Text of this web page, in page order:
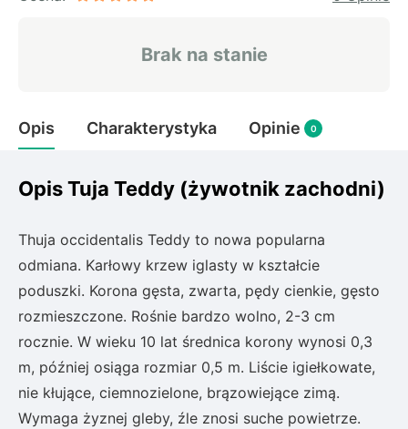
Turzyca (carex)
Różanecznik
Pnącza
Glicynia (wisteria)
Wiciokrzew
Bluszcz
Ewodia (tetradium daniellii)
Brak na stanie
Opis Charakterystyka Opinie 0
Opis Tuja Teddy (żywotnik zachodni)
Thuja occidentalis Teddy to nowa popularna
odmiana. Karłowy krzew iglasty w kształcie
poduszki. Korona gęsta, zwarta, pędy cienkie, gęsto
rozmieszczone. Rośnie bardzo wolno, 2-3 cm
rocznie. W wieku 10 lat średnica korony wynosi 0,3
m, później osiąga rozmiar 0,5 m. Liście igiełkowate,
nie kłujące, ciemnozielone, brązowiejące zimą.
Wymaga żyznej gleby, źle znosi suche powietrze.